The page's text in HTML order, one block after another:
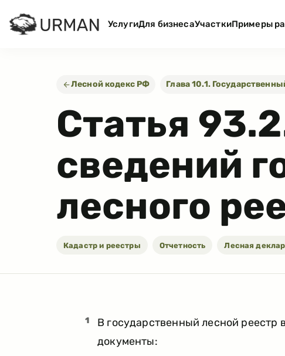
УслугиДля бизнесаУчасткиПримеры
Лесной кодекс РФ Глава 10.1.
Статья 93.2
сведений
лесного
Кадастр и реестры Отчетность Лесная
1
В государственный лесной
документы: